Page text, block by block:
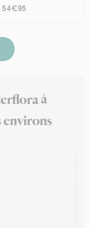
54€95
à
environs